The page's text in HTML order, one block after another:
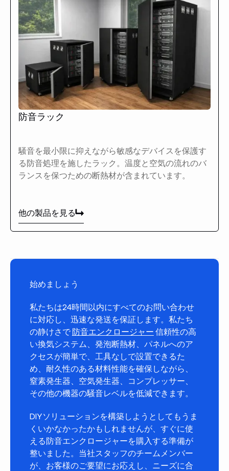
防音ラック
騒音を最小限に抑えながら敏感なデバイスを保護す
る防音処理を施したラック。温度と空気の流れのバ
ランスを保つための断熱材が含まれています。
他の製品を見る
他の製品を見る
始めましょう
私たちは24時間以内にすべてのお問い合わせ
に対応し、迅速な発送を保証します。私たち
の静けさで 防音エンクロージャー 信頼性の高
い換気システム、発泡断熱材、パネルへのア
クセスが簡単で、工具なしで設置できるた
め、耐久性のある材料性能を確保しながら、
窒素発生器、空気発生器、コンプレッサー、
その他の機器の騒音レベルを低減できます。
DIYソリューションを構築しようとしてもうま
くいかなかったかもしれませんが、すぐに使
える防音エンクロージャーを購入する準備が
整いました。当社スタッフのチームメンバー
が、お客様のご要望にお応えし、ニーズに合